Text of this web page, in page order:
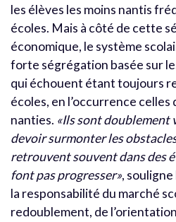
les élèves les moins nantis
écoles. Mais à côté de cette
économique, le système
forte ségrégation basée sur
qui échouent étant toujours
écoles, en l’occurrence celles
nanties. «Ils sont doublement
devoir surmonter les
retrouvent souvent dans des
font pas progresser»,
la responsabilité du marché
redoublement, de